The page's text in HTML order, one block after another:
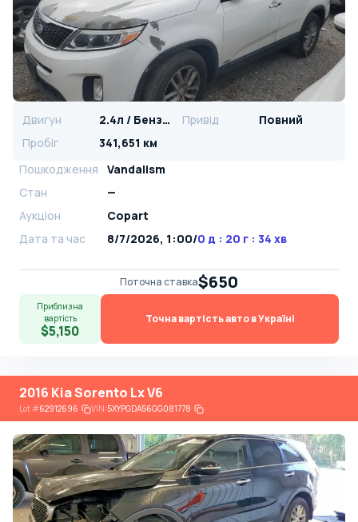
Двигун 2.4л / Бензин Привід
Повний
Пробіг
341,651 км
Пошкодження
Vandalism
Стан
—
Аукціон
Copart
Дата та час
8/7/2026, 1:00/0 д : 20 г : 34 хв
Поточна ставка$650
Приблизна
вартість
$5,150
Точна вартість авто в Україні
2016 Kia Sorento Lx V6
Lot#62912696 VIN:5XYPGDA56GG081778